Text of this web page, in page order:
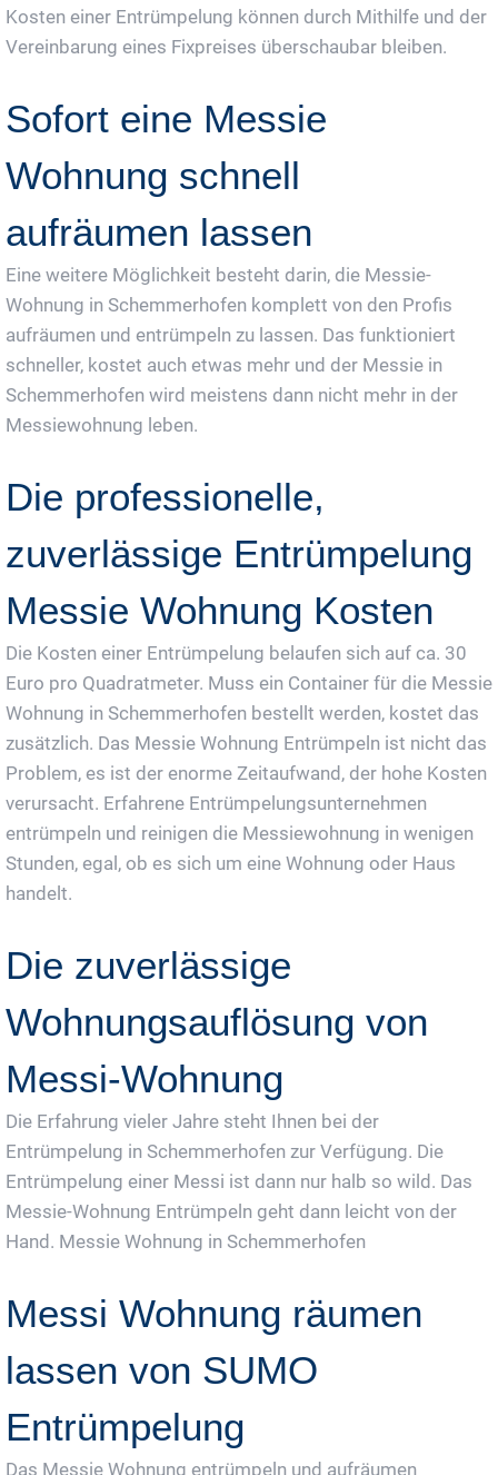
Kosten einer Entrümpelung können durch Mithilfe und der
Vereinbarung eines Fixpreises überschaubar bleiben.
Sofort eine Messie
Wohnung schnell
aufräumen lassen
Eine weitere Möglichkeit besteht darin, die Messie-
Wohnung in Schemmerhofen komplett von den Profis
aufräumen und entrümpeln zu lassen. Das funktioniert
schneller, kostet auch etwas mehr und der Messie in
Schemmerhofen wird meistens dann nicht mehr in der
Messiewohnung leben.
Die professionelle,
zuverlässige Entrümpelung
Messie Wohnung Kosten
Die Kosten einer Entrümpelung belaufen sich auf ca. 30
Euro pro Quadratmeter. Muss ein Container für die Messie
Wohnung in Schemmerhofen bestellt werden, kostet das
zusätzlich. Das Messie Wohnung Entrümpeln ist nicht das
Problem, es ist der enorme Zeitaufwand, der hohe Kosten
verursacht. Erfahrene Entrümpelungsunternehmen
entrümpeln und reinigen die Messiewohnung in wenigen
Stunden, egal, ob es sich um eine Wohnung oder Haus
handelt.
Die zuverlässige
Wohnungsauflösung von
Messi-Wohnung
Die Erfahrung vieler Jahre steht Ihnen bei der
Entrümpelung in Schemmerhofen zur Verfügung. Die
Entrümpelung einer Messi ist dann nur halb so wild. Das
Messie-Wohnung Entrümpeln geht dann leicht von der
Hand. Messie Wohnung in Schemmerhofen
Messi Wohnung räumen
lassen von SUMO
Entrümpelung
Das Messie Wohnung entrümpeln und aufräumen